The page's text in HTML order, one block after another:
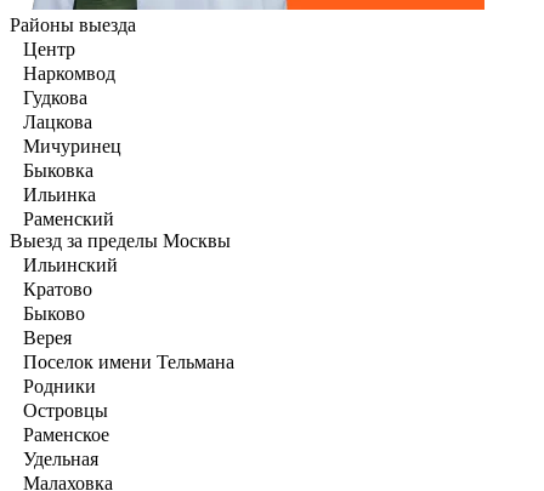
Районы выезда
Центр
Наркомвод
Гудкова
Лацкова
Мичуринец
Быковка
Ильинка
Раменский
Выезд за пределы Москвы
Ильинский
Кратово
Быково
Верея
Поселок имени Тельмана
Родники
Островцы
Раменское
Удельная
Малаховка